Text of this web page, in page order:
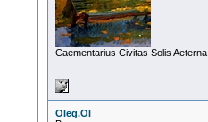
Сaementarius Civitas Solis Aeterna
Oleg.Ol